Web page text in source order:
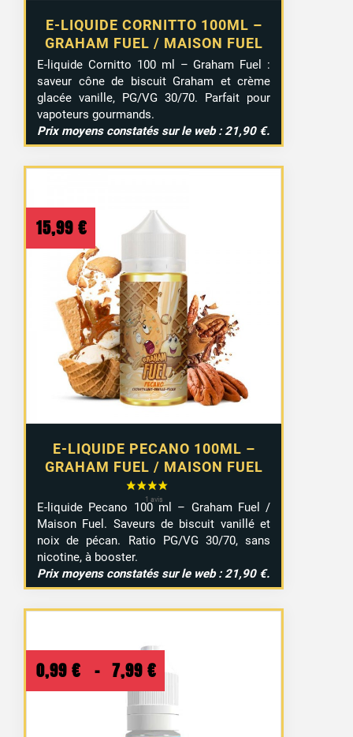
E-LIQUIDE CORNITTO 100ML –
GRAHAM FUEL / MAISON FUEL
E-liquide Cornitto 100 ml – Graham Fuel :
saveur cône de biscuit Graham et crème
glacée vanille, PG/VG 30/70. Parfait pour
vapoteurs gourmands.
Prix moyens constatés sur le web : 21,90 €.
E-LIQUIDE PECANO 100ML –
GRAHAM FUEL / MAISON FUEL
15,99 €
E-liquide Pecano 100 ml – Graham Fuel /
Maison Fuel. Saveurs de biscuit vanillé et
noix de pécan. Ratio PG/VG 30/70, sans
nicotine, à booster.
Prix moyens constatés sur le web : 21,90 €.
0,99 € – 7,99 € Plage
de
prix :